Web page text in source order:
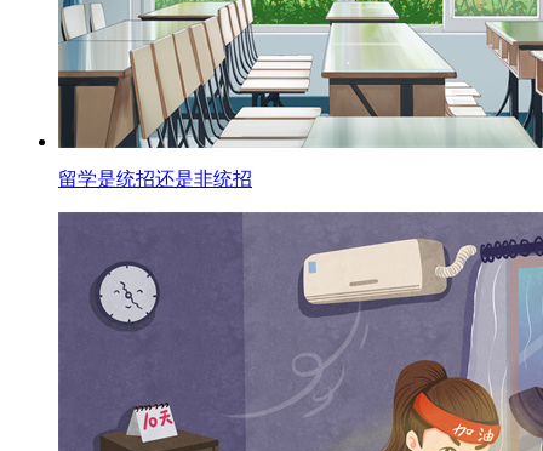
留学是统招还是非统招